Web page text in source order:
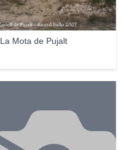
La Mota de Pujalt